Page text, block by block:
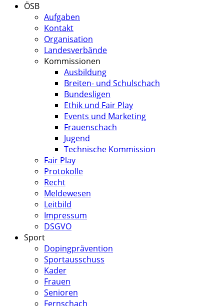
ÖSB
Aufgaben
Kontakt
Organisation
Landesverbände
Kommissionen
Ausbildung
Breiten- und Schulschach
Bundesligen
Ethik und Fair Play
Events und Marketing
Frauenschach
Jugend
Technische Kommission
Fair Play
Protokolle
Recht
Meldewesen
Leitbild
Impressum
DSGVO
Sport
Dopingprävention
Sportausschuss
Kader
Frauen
Senioren
Fernschach